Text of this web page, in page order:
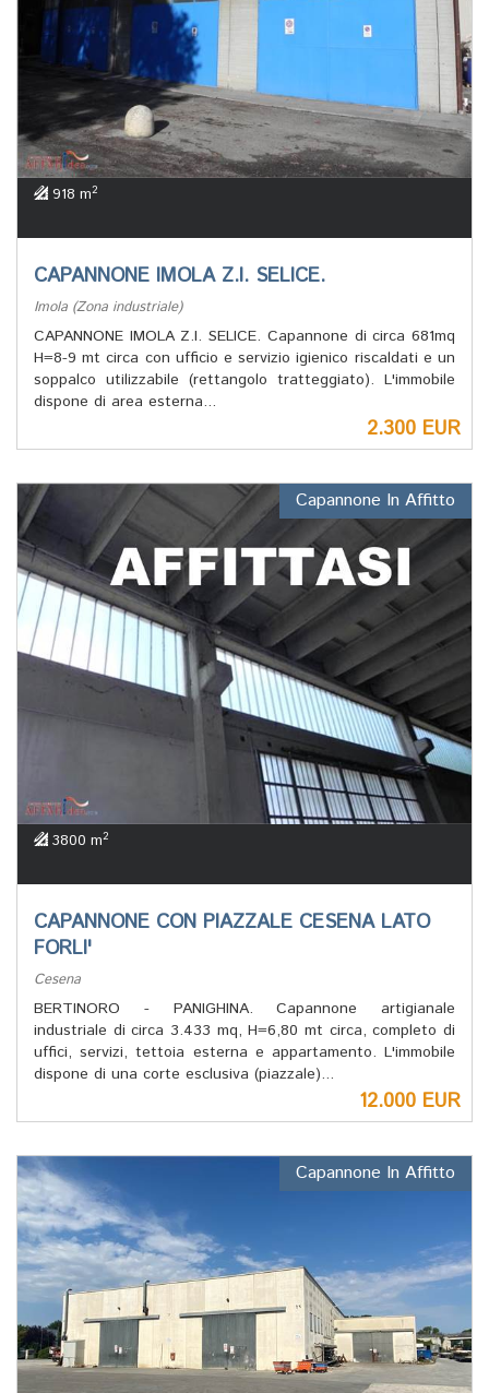
918 m2
CAPANNONE IMOLA Z.I. SELICE.
Imola (Zona industriale)
CAPANNONE IMOLA Z.I. SELICE. Capannone di circa 681mq
H=8-9 mt circa con ufficio e servizio igienico riscaldati e un
soppalco utilizzabile (rettangolo tratteggiato). L'immobile
dispone di area esterna...
2.300 EUR
Capannone In Affitto
3800 m2
CAPANNONE CON PIAZZALE CESENA LATO
FORLI'
Cesena
BERTINORO - PANIGHINA. Capannone artigianale
industriale di circa 3.433 mq, H=6,80 mt circa, completo di
uffici, servizi, tettoia esterna e appartamento. L'immobile
dispone di una corte esclusiva (piazzale)...
12.000 EUR
Capannone In Affitto